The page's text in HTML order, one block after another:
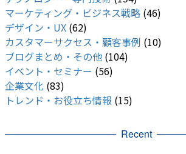
マーケティング・ビジネス戦略 (46)
デザイン・UX (62)
カスタマーサクセス・顧客事例 (10)
ブログまとめ・その他 (104)
イベント・セミナー (56)
企業文化 (83)
トレンド・お役立ち情報 (15)
Recent